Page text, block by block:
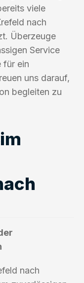
viele
nach
Überzeuge
Service
für ein
uns darauf,
begleiten zu
nach